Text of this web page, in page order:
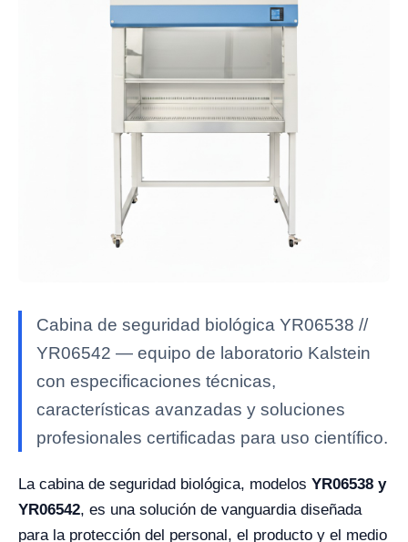
Cabina de seguridad biológica YR06538 //
YR06542 — equipo de laboratorio Kalstein
con especificaciones técnicas,
características avanzadas y soluciones
profesionales certificadas para uso científico.
La cabina de seguridad biológica, modelos YR06538 y
YR06542, es una solución de vanguardia diseñada
para la protección del personal, el producto y el medio